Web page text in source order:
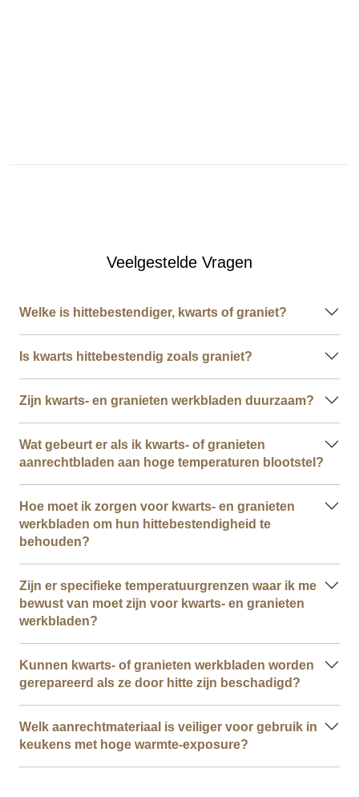
Veelgestelde Vragen
Welke is hittebestendiger, kwarts of graniet?
Is kwarts hittebestendig zoals graniet?
Zijn kwarts- en granieten werkbladen duurzaam?
Wat gebeurt er als ik kwarts- of granieten
aanrechtbladen aan hoge temperaturen blootstel?
Hoe moet ik zorgen voor kwarts- en granieten
werkbladen om hun hittebestendigheid te
behouden?
Zijn er specifieke temperatuurgrenzen waar ik me
bewust van moet zijn voor kwarts- en granieten
werkbladen?
Kunnen kwarts- of granieten werkbladen worden
gerepareerd als ze door hitte zijn beschadigd?
Welk aanrechtmateriaal is veiliger voor gebruik in
keukens met hoge warmte-exposure?